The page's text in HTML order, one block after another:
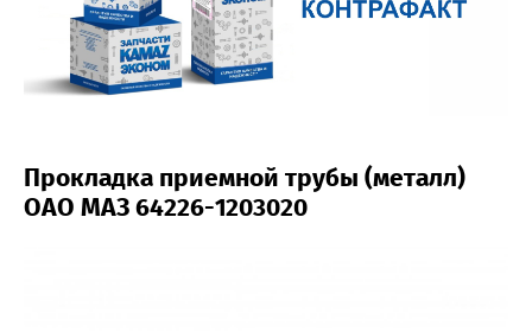
Прокладка приемной трубы (металл)
ОАО МАЗ 64226-1203020